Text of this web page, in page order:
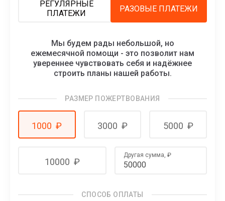
РЕГУЛЯРНЫЕ
ПЛАТЕЖИ
РАЗОВЫЕ ПЛАТЕЖИ
Мы будем рады небольшой, но
ежемесячной помощи - это позволит нам
увереннее чувствовать себя и надёжнее
строить планы нашей работы.
РАЗМЕР ПОЖЕРТВОВАНИЯ
1000 ₽ 3000 ₽ 5000 ₽
10000 ₽
Другая сумма, ₽
СПОСОБ ОПЛАТЫ